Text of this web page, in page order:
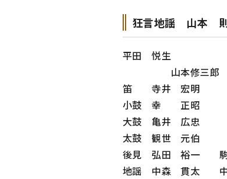
狂言地謡 山本
平田 悦生
山本修三郎
笛 寺井 宏明
小鼓 幸 正昭
大鼓 亀井 広忠
太鼓 観世 元伯
後見 弘田 裕一
地謡 中森 貫太